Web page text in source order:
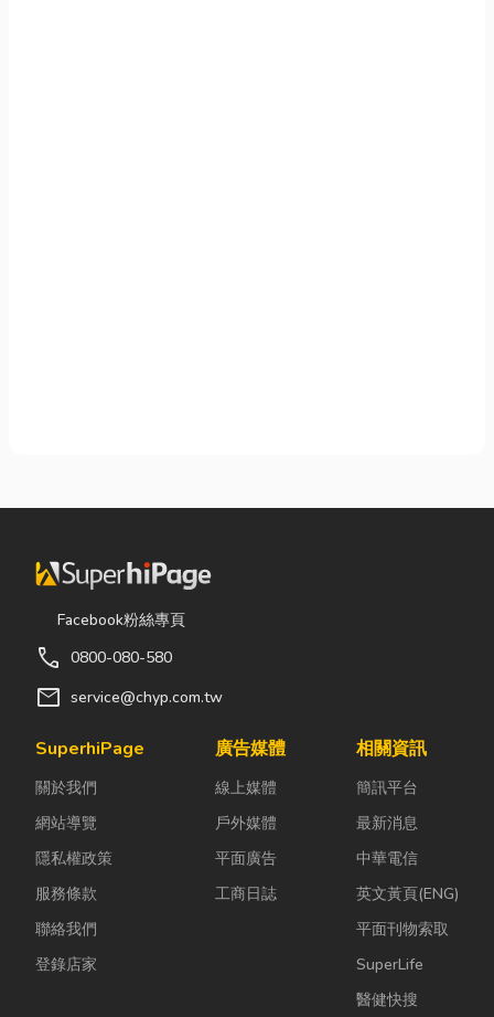
Facebook粉絲專頁
call 0800-080-580
mail service@chyp.com.tw
SuperhiPage
關於我們
網站導覽
隱私權政策
服務條款
聯絡我們
登錄店家
廣告媒體
線上媒體
戶外媒體
平面廣告
工商日誌
相關資訊
簡訊平台
最新消息
中華電信
英文黃頁(ENG)
平面刊物索取
SuperLife
醫健快搜